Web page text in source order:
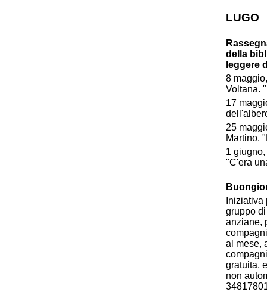
LUGO
della
leggere
8
Voltana.
17
25
Martino.
1
"C'era
gruppo
anziane,
al mese,
gratuita,
non